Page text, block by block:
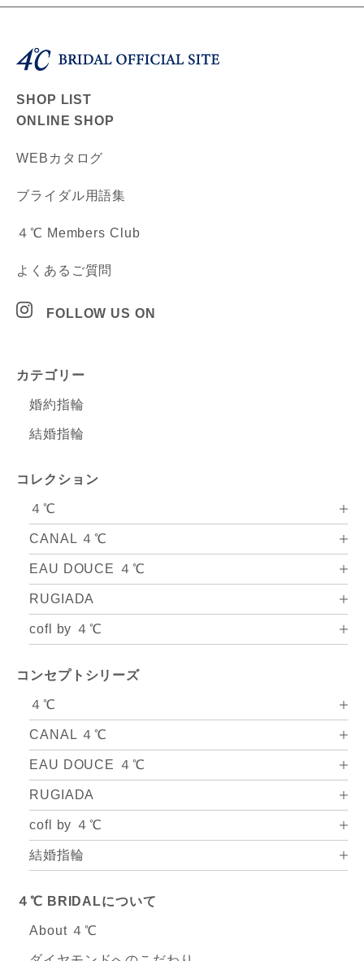
SHOP LIST
ONLINE SHOP
WEBカタログ
ブライダル用語集
４℃ Members Club
よくあるご質問
FOLLOW US ON
カテゴリー
婚約指輪
結婚指輪
コレクション
４℃
CANAL ４℃
EAU DOUCE ４℃
RUGIADA
cofl by ４℃
コンセプトシリーズ
４℃
CANAL ４℃
EAU DOUCE ４℃
RUGIADA
cofl by ４℃
結婚指輪
４℃ BRIDALについて
About ４℃